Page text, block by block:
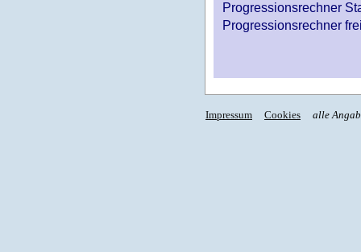
Progressionsrechner
Progressionsrechner
Impressum Cookies alle